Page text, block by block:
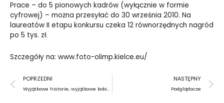
Prace – do 5 pionowych kadrów (wyłącznie w formie
cyfrowej) – można przesyłać do 30 września 2010. Na
laureatów II etapu konkursu czeka 12 równorzędnych nagród
po 5 tys. zł.
Szczegóły na: www.foto-olimp.kielce.eu/
Prev
POPRZEDNI
Wyjątkowe historie, wyjątkowe kobiety
NASTĘPNY
Podglądacze